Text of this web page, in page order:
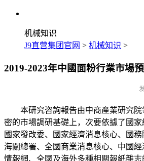
机械知识
J9直营集团官网 > 机械知识 >
2019-2023年中國面粉行業市場
本研究咨詢報告由中商產業研究院
密的市場調研基礎上，次要依據了國家
國家發改委、國家經濟消息核心、國
海關總署、全國商業消息核心、中國
情報網、全國及海外多種相關報紙雜